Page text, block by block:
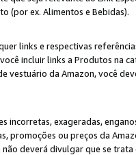
(por ex. Alimentos e Bebidas).
links e respectivas
incluir links a Produtos na
vestuário da Amazon, você
incorretas, exageradas,
promoções ou preços da
deverá divulgar que se